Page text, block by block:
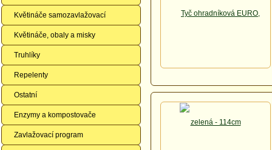
Květináče samozavlažovací
Květináče, obaly a misky
Truhlíky
Repelenty
Ostatní
Enzymy a kompostovače
Zavlažovací program